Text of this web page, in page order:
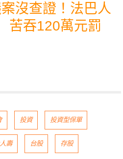
沒查證！法巴人
吞120萬元罰
投資 投資型保單
壽 台股 存股